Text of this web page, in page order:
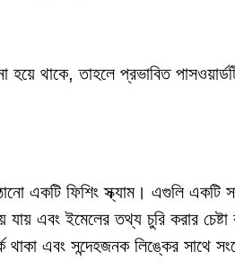
থাকে, তাহলে প্রভাবিত
একটি ফিশিং স্ক্যাম। এগুলি একটি
যায় এবং ইমেলের তথ্য চুরি করার
এবং সন্দেহজনক লিঙ্কের সাথে